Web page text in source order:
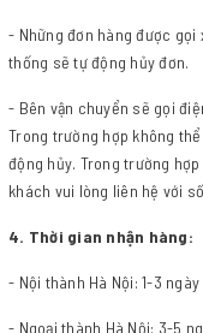
- Những đơn hàng được gọi
thống sẽ tự động hủy đơn.
- Bên vận chuyển sẽ gọi
Trong trường hợp không
động hủy. Trong trường
khách vui lòng liên hệ với
4. Thời gian nhận hàng:
- Nội thành Hà Nội: 1-3
- Ngoại thành Hà Nội: 3-5